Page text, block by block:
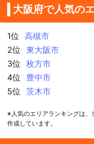
大阪府で人気の
1位
高槻市
2位
東大阪市
3位
枚方市
4位
豊中市
5位
茨木市
※人気のエリアランキングは、
作成しています。